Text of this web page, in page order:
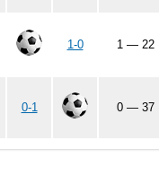
1-0 1 — 22
0-1 0 — 37